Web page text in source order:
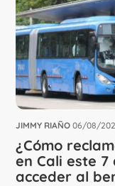
JIMMY RIAÑO 06/08/
¿Cómo
en Cali este 7
acceder al